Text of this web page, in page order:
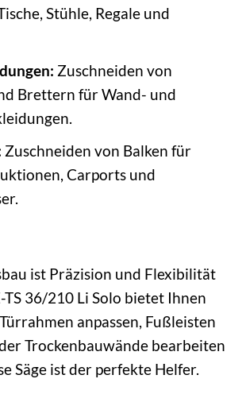
Stühle, Regale und
Zuschneiden von
Brettern für Wand- und
Zuschneiden von Balken für
Carports und
ist Präzision und Flexibilität
TS 36/210 Li Solo bietet Ihnen
anpassen, Fußleisten
Trockenbauwände bearbeiten
Säge ist der perfekte Helfer.